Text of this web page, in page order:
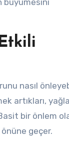
büyümesini
nasıl
artıkları,
bir önlem
geçer.